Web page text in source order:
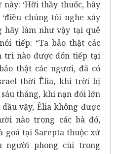
‘Hỡi thầy thuốc, hãy
chúng tôi nghe xảy
hãy làm như vậy tại quê
tiếp: “Ta bảo thật các
tri nào được đón tiếp tại
thật các ngươi, đã có
thời Êlia, khi trời bị
tháng, khi nạn đói lớn
vậy, Êlia không được
nào trong các bà đó,
goá tại Sarepta thuộc xứ
người phong cùi trong